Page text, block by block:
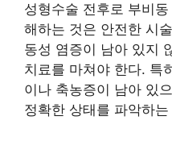
성형수술 전후로 부비
해하는 것은 안전한 시
동성 염증이 남아 있지
치료를 마쳐야 한다. 특
이나 축농증이 남아 있
정확한 상태를 파악하